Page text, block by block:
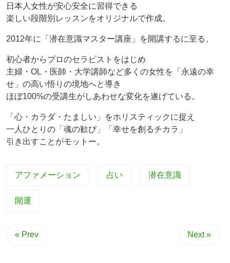
日本人女性が安心安全に習得できる
楽しい段階別レッスンをオリジナルで作成。
2012年に「潜在意識マスター講座」を開講するに至る。
初心者からプロのセラピストをはじめ
主婦・OL・医師・大学講師など多くの女性を「永遠の幸
せ」の高い悟りの境地へと導き
ほぼ100%の受講生がしあわせな変化を遂げている。
「心・カラダ・たましい」をホリスティックに捉え
一人ひとりの「魂の歓び」「幸せを創るチカラ」
引き出すことがモットー。
アファメーション 占い 潜在意識
開運
« Prev Next »